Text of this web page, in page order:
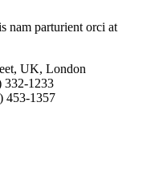
nam parturient orci at
UK, London
332-1233
453-1357